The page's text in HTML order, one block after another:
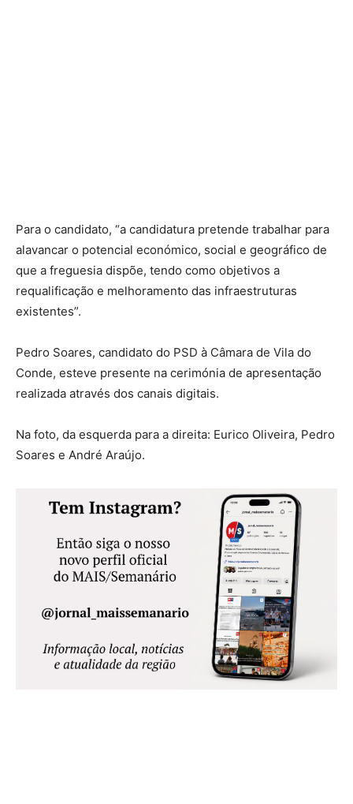
Para o candidato, “a candidatura pretende trabalhar para
alavancar o potencial económico, social e geográfico de
que a freguesia dispõe, tendo como objetivos a
requalificação e melhoramento das infraestruturas
existentes”.
Pedro Soares, candidato do PSD à Câmara de Vila do
Conde, esteve presente na cerimónia de apresentação
realizada através dos canais digitais.
Na foto, da esquerda para a direita: Eurico Oliveira, Pedro
Soares e André Araújo.